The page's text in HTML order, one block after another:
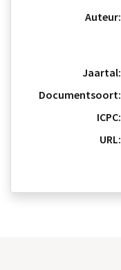
Auteur:
Jaartal:
Documentsoort:
ICPC:
URL: